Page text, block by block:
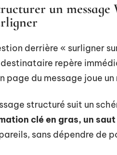
un
derrière « surligner
repère
page du message joue
structuré suit un
clé en gras, un
sans dépendre de